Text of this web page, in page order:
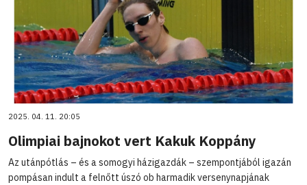
2025. 04. 11. 20:05
Olimpiai bajnokot vert Kakuk Koppány
Az utánpótlás – és a somogyi házigazdák – szempontjából igazán
pompásan indult a felnőtt úszó ob harmadik versenynapjának